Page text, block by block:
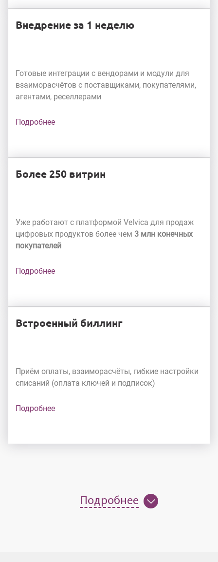
Внедрение за 1 неделю
Готовые интеграции с вендорами и модули для
взаиморасчётов с поставщиками, покупателями,
агентами, реселлерами
Подробнее
Более 250 витрин
Уже работают с платформой Velvica для продаж
цифровых продуктов более чем 3 млн конечных
покупателей
Подробнее
Встроенный биллинг
Приём оплаты, взаиморасчёты, гибкие настройки
списаний (оплата ключей и подписок)
Подробнее
Подробнее